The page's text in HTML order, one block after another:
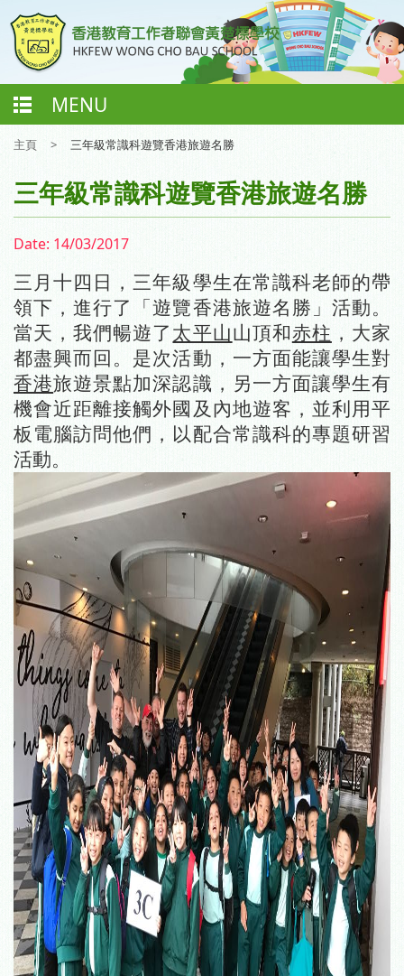
MENU
主頁 > 三年級常識科遊覽香港旅遊名勝
三年級常識科遊覽香港旅遊名勝
Date: 14/03/2017
三月十四日，三年級學生在常識科老師的帶
領下，進行了「遊覽香港旅遊名勝 」活動。
當天，我們暢遊了 太平山山頂和赤柱 ，大家
都盡興而回。是次活動，一方面能讓學生對
香港旅遊景點加深認識，另一方面讓學生有
機會近距離接觸外國及內地遊客，並利用平
板電腦訪問他們，以配合常識科的專題研習
活動。